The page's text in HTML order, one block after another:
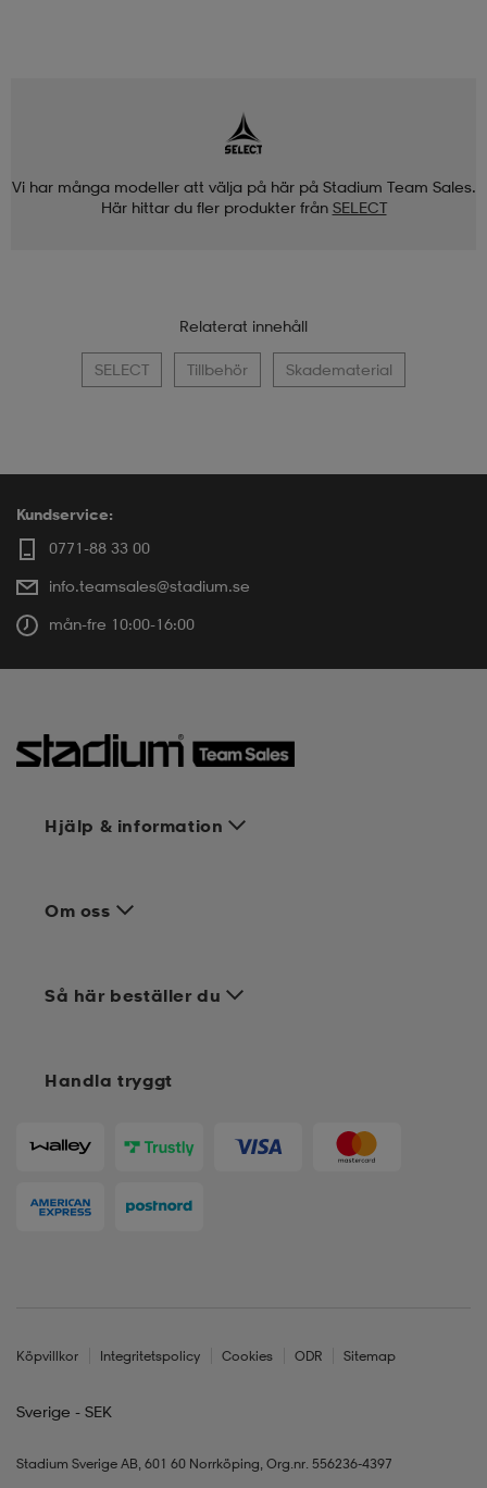
Vi har många modeller att välja på här på Stadium Team Sales.
Här hittar du fler produkter från SELECT
Relaterat innehåll
SELECT Tillbehör Skadematerial
Kundservice:
0771-88 33 00
info.teamsales@stadium.se
mån-fre 10:00-16:00
Hjälp & information
Om oss
Handla tryggt
Så här beställer du
Köpvillkor Integritetspolicy Cookies ODR Sitemap
Sverige - SEK
Stadium Sverige AB, 601 60 Norrköping, Org.nr. 556236-4397